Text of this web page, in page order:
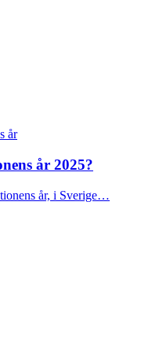
år
år 2025?
år, i Sverige…